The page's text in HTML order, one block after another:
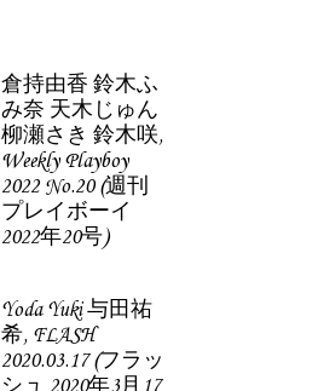
倉持由香 鈴木ふ
み奈 天木じゅん
柳瀬さき 鈴木咲,
Weekly Playboy
2022 No.20 (週刊
プレイボーイ
2022年20号)
Yoda Yuki 与田祐
希, FLASH
2020.03.17 (フラッ